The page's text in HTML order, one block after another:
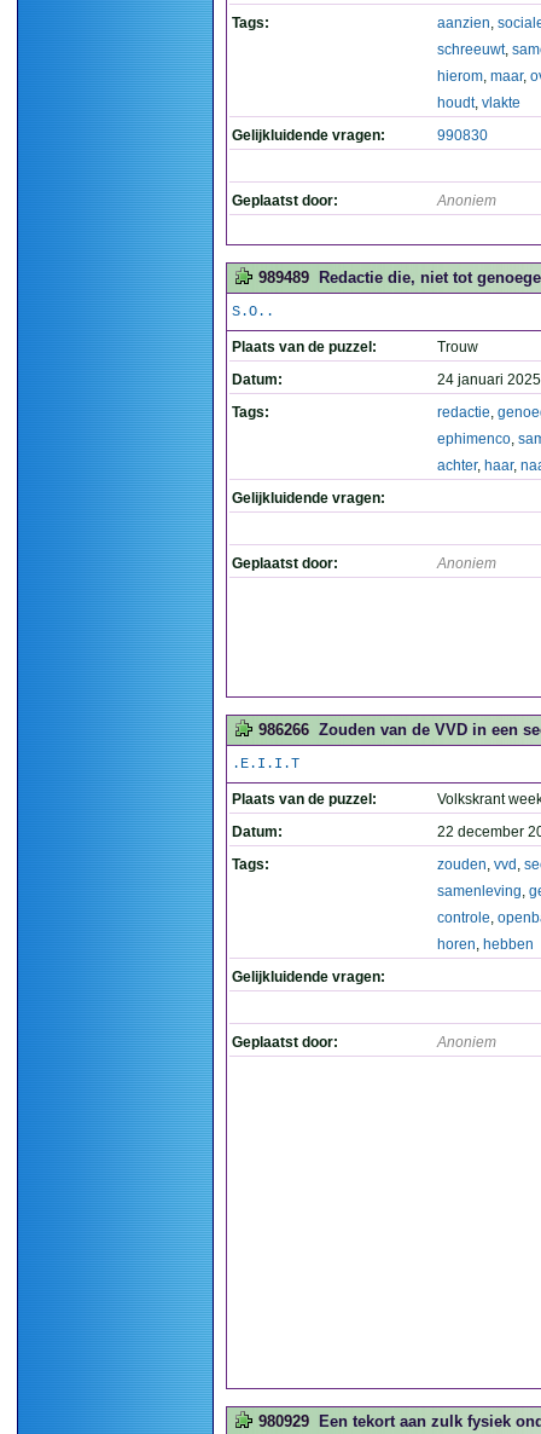
Tags:
aanzien,
schreeuwt,
hierom, maar,
houdt, vlakte
Gelijkluidende vragen:
990830
Geplaatst door: Anoniem
989489 Redactie die, niet tot
S.O..
Plaats van de puzzel:
Trouw
Datum:
24 januari
Tags:
redactie,
ephimenco,
achter, haar,
Gelijkluidende vragen:
Geplaatst door: Anoniem
986266 Zouden van de VVD in een
.E.I.I.T
Plaats van de puzzel:
Volkskrant
Datum:
22 december
Tags:
zouden, vvd ,
samenleving,
controle,
horen, hebben
Gelijkluidende vragen:
Geplaatst door: Anoniem
980929 Een tekort aan zulk fysiek